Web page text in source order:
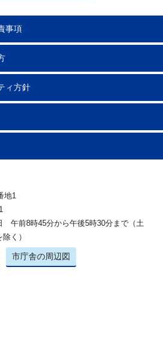
事項
ィ方針
地1
午前8時45分から午後5時30分まで（土
く）
市庁舎の周辺図